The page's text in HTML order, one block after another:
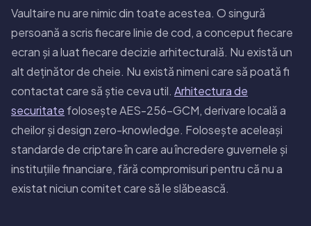
Vaultaire nu are nimic din toate acestea. O singură
persoană a scris fiecare linie de cod, a conceput fiecare
ecran și a luat fiecare decizie arhitecturală. Nu există un
alt deținător de cheie. Nu există nimeni care să poată fi
contactat care să știe ceva util. Arhitectura de
securitate folosește AES-256-GCM, derivare locală a
cheilor și design zero-knowledge. Folosește aceleași
standarde de criptare în care au încredere guvernele și
instituțiile financiare, fără compromisuri pentru că nu a
existat niciun comitet care să le slăbească.